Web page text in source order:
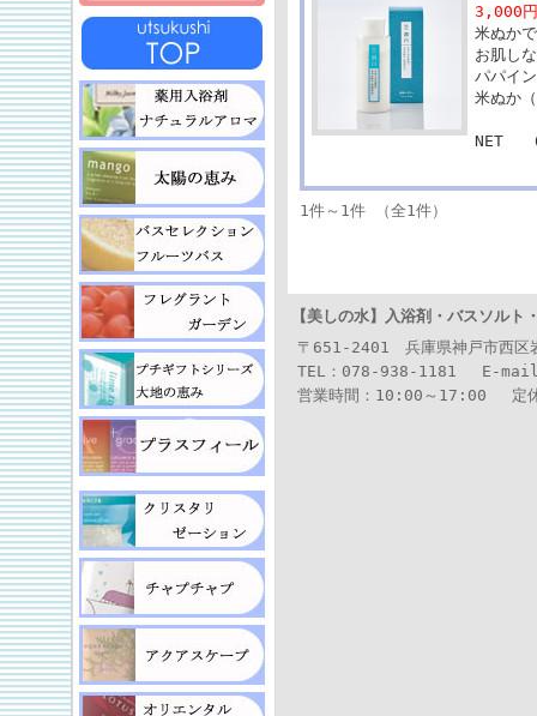
3,000
米ぬか
お肌し
パパイ
米ぬか
NET
1件～1件 （全1件）
【美しの水】 入浴剤・バスソルト
〒651-2401 兵庫県神戸市西区
TEL：078-938-1181 E-
営業時間：10:00～17:00 定休